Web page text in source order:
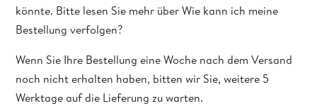
könnte. Bitte lesen Sie mehr über Wie kann ich meine
Bestellung verfolgen?
Wenn Sie Ihre Bestellung eine Woche nach dem Versand
noch nicht erhalten haben, bitten wir Sie, weitere 5
Werktage auf die Lieferung zu warten.